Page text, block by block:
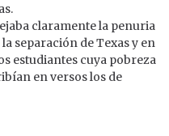
claramente la penuria
separación de Texas y en
estudiantes cuya pobreza
en versos los de